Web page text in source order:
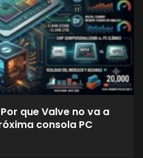
que Valve no va a
consola PC